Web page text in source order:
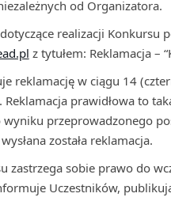
od Organizatora.
realizacji
z tytułem: Reklamacja –
reklamację w ciągu 14
Reklamacja prawidłowa to
przeprowadzonego
została reklamacja.
zastrzega sobie prawo do
Uczestników,